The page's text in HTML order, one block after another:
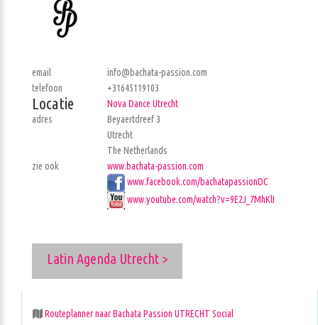
email
info@bachata-passion.com
telefoon
+31645119103
Locatie
Nova Dance Utrecht
adres
Beyaertdreef 3
Utrecht
The Netherlands
zie ook
www.bachata-passion.com
www.facebook.com/bachatapassionDC
www.youtube.com/watch?v=9E2J_7MhKlI
Latin Agenda Utrecht >
Routeplanner naar Bachata Passion UTRECHT Social